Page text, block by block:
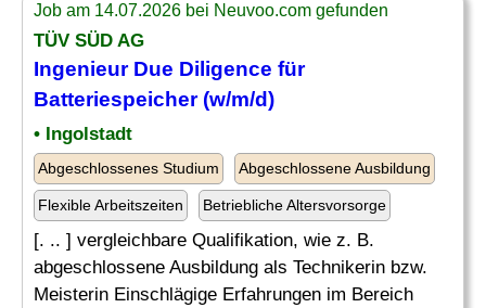
Job am 14.07.2026 bei Neuvoo.com gefunden
TÜV SÜD AG
IngenieurDue Diligence für
Batteriespeicher (w/m/d)
• Ingolstadt
Abgeschlossenes Studium Abgeschlossene Ausbildung
Flexible Arbeitszeiten Betriebliche Altersvorsorge
[. .. ] vergleichbare Qualifikation, wie z. B.
abgeschlossene Ausbildung als Technikerin bzw.
Meisterin Einschlägige Erfahrungen im Bereich